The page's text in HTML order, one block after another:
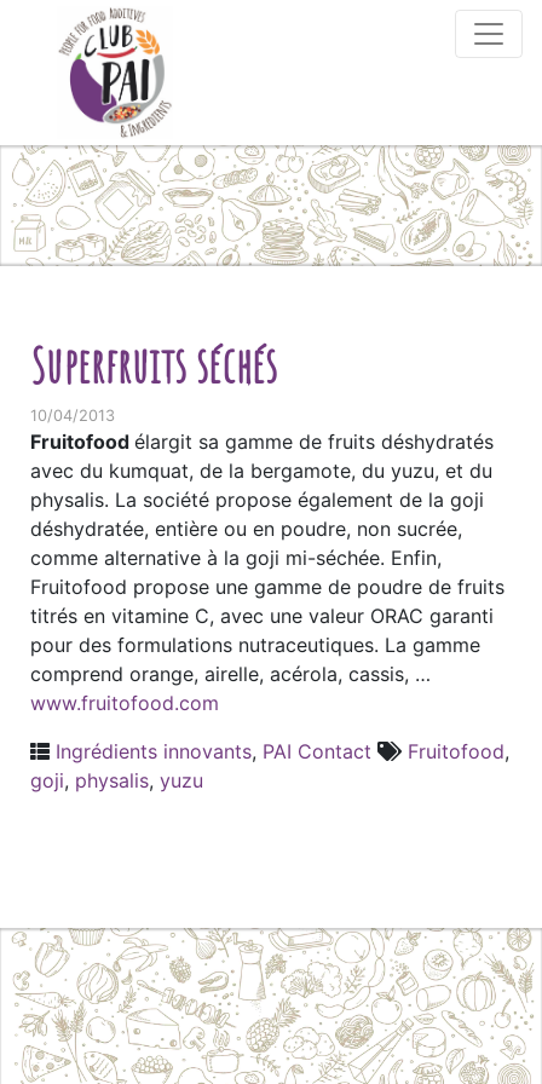
Skip to content
Superfruits séchés
10/04/2013
Fruitofood élargit sa gamme de fruits déshydratés
avec du kumquat, de la bergamote, du yuzu, et du
physalis. La société propose également de la goji
déshydratée, entière ou en poudre, non sucrée,
comme alternative à la goji mi-séchée. Enfin,
Fruitofood propose une gamme de poudre de fruits
titrés en vitamine C, avec une valeur ORAC garanti
pour des formulations nutraceutiques. La gamme
comprend orange, airelle, acérola, cassis, …
www.fruitofood.com
Ingrédients innovants, PAI Contact Fruitofood,
goji, physalis, yuzu